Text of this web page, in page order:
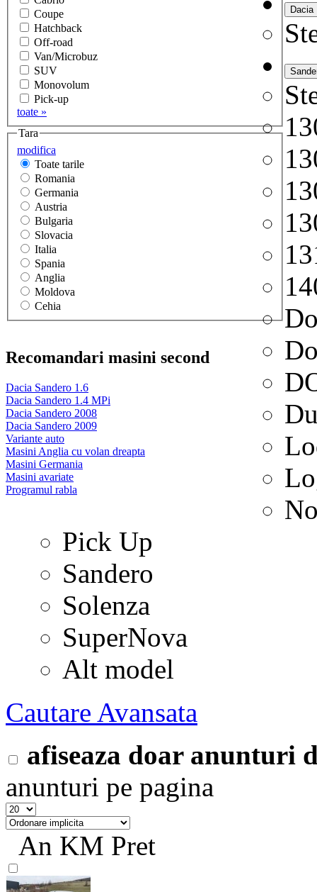
Coupe
Hatchback
Off-road
Van/Microbuz
SUV
Monovolum
Pick-up
toate »
modifica
Tara
Toate tarile
Romania
Germania
Austria
Bulgaria
Slovacia
Italia
Spania
Anglia
Moldova
Cehia
Recomandari masini second
Dacia Sandero 1.6
Dacia Sandero 1.4 MPi
Dacia Sandero 2008
Dacia Sandero 2009
Variante auto
Masini Anglia cu volan dreapta
Masini Germania
Masini avariate
Programul rabla
Pick Up
Sandero
Solenza
SuperNova
Alt model
Cautare Avansata
afiseaza doar anunturi
anunturi pe pagina
An KM Pret